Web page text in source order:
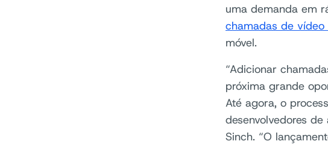
uma demanda em
chamadas de
móvel.
“Adicionar
próxima grande
Até agora, o
desenvolvedores
Sinch. “O